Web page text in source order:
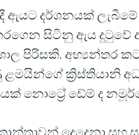
ඇයට දර්ශනයක්
සිටිනු ඇය දුටුවේ
පිරිසකි. අභ්‍යන්තර
ක්‍රිස්තියානි
නොට්‍රේ ඩේම් ද